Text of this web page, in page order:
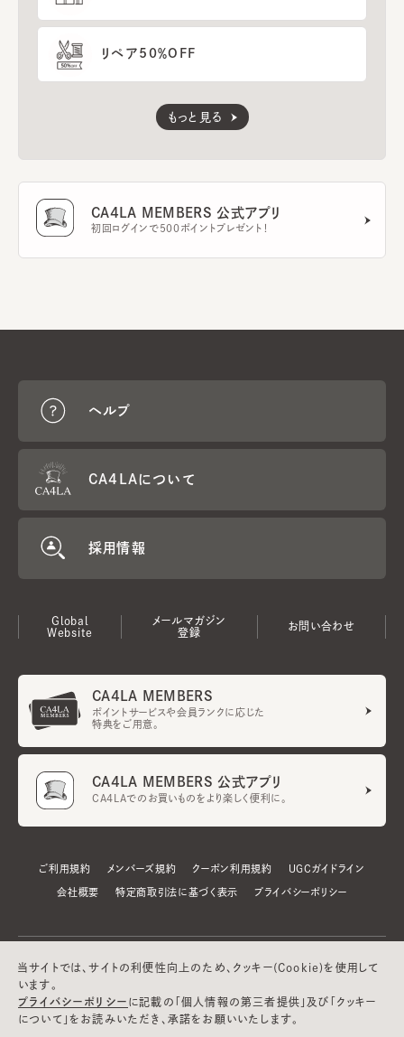
リペア50％OFF
もっと見る
CA4LA MEMBERS 公式アプリ
初回ログインで500ポイントプレゼント！
ヘルプ
CA4LAについて
採用情報
Global
Website
メールマガジン
登録
お問い合わせ
CA4LA MEMBERS
ポイントサービスや会員ランクに応じた
特典をご用意。
CA4LA MEMBERS 公式アプリ
CA4LAでのお買いものをより楽しく便利に。
ご利用規約 メンバーズ規約 クーポン利用規約 UGCガイドライン
会社概要 特定商取引法に基づく表示 プライバシーポリシー
当サイトでは、サイトの利便性向上のため、クッキー(Cookie)を使用して
います。
プライバシーポリシー に記載の「個人情報の第三者提供」及び「クッキー
について」をお読みいただき、承諾をお願いいたします。